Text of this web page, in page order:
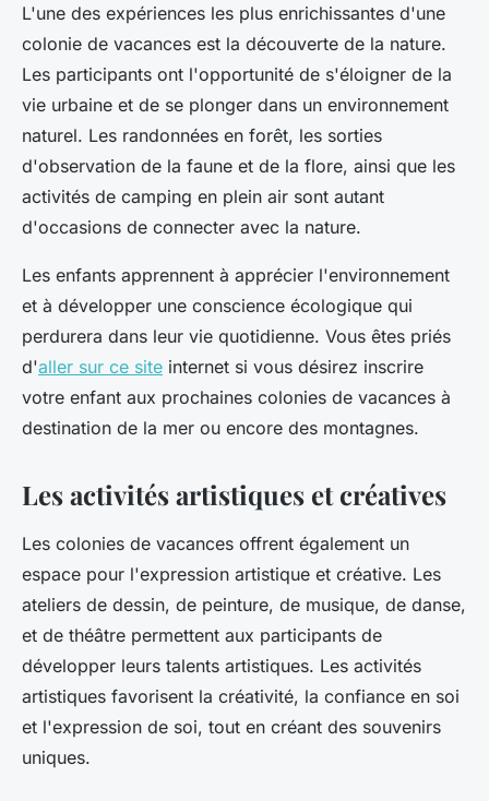
L'une des expériences les plus enrichissantes d'une
colonie de vacances est la découverte de la nature.
Les participants ont l'opportunité de s'éloigner de la
vie urbaine et de se plonger dans un environnement
naturel. Les randonnées en forêt, les sorties
d'observation de la faune et de la flore, ainsi que les
activités de camping en plein air sont autant
d'occasions de connecter avec la nature.
Les enfants apprennent à apprécier l'environnement
et à développer une conscience écologique qui
perdurera dans leur vie quotidienne. Vous êtes priés
d'aller sur ce site internet si vous désirez inscrire
votre enfant aux prochaines colonies de vacances à
destination de la mer ou encore des montagnes.
Les activités artistiques et créatives
Les colonies de vacances offrent également un
espace pour l'expression artistique et créative. Les
ateliers de dessin, de peinture, de musique, de danse,
et de théâtre permettent aux participants de
développer leurs talents artistiques. Les activités
artistiques favorisent la créativité, la confiance en soi
et l'expression de soi, tout en créant des souvenirs
uniques.